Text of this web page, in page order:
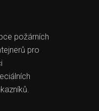
požárních
pro